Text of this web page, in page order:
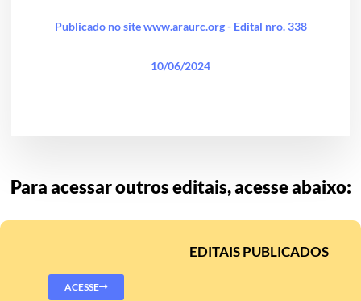
Publicado no site www.araurc.org - Edital nro. 338
10/06/2024
Para acessar outros editais, acesse abaixo:
EDITAIS PUBLICADOS
ACESSE